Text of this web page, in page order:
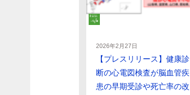
2026年2月27日
【プレスリリース】健康診
断の心電図検査が脳血管疾
患の早期受診や死亡率の改